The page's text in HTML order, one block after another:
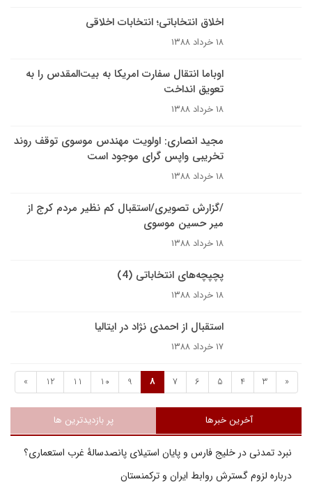
اخلاق انتخاباتى؛ انتخابات اخلاقى
۱۸ خرداد ۱۳۸۸
اوباما انتقال سفارت امریکا به بیت‌المقدس را به
تعویق انداخت
۱۸ خرداد ۱۳۸۸
مجید انصاری: اولویت مهندس موسوی توقف روند
تخریبی واپس گرای موجود است
۱۸ خرداد ۱۳۸۸
/گزارش تصویری/استقبال کم نظیر مردم کرج از
میر حسین موسوی
۱۸ خرداد ۱۳۸۸
پچپچه‌های انتخاباتی (4)
۱۸ خرداد ۱۳۸۸
استقبال از احمدی نژاد در ایتالیا
۱۷ خرداد ۱۳۸۸
«
3
4
5
6
7
8
9
10
11
12
»
آخرین خبرها پر بازدیدترین ها
نبرد تمدنی در خلیج فارس و پایان استیلای پانصدسالۀ غرب استعماری؟
درباره لزوم گسترش روابط ایران و ترکمنستان